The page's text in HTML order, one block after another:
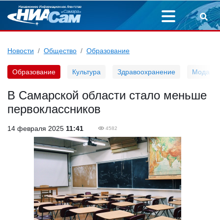
Новости Общество Образование
Образование Культура Здравоохранение Мода
В Самарской области стало меньше
первоклассников
14 февраля 2025 11:41 4582